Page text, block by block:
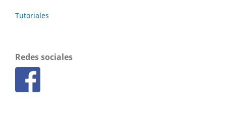
Tutoriales
Redes sociales